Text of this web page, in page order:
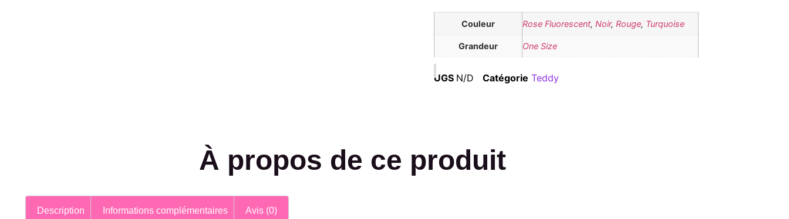
Couleur Rose Fluorescent, Noir, Rouge, Turquoise
Grandeur One Size
UGS N/D Catégorie Teddy
À propos de ce produit
Description Informations complémentaires Avis (0)